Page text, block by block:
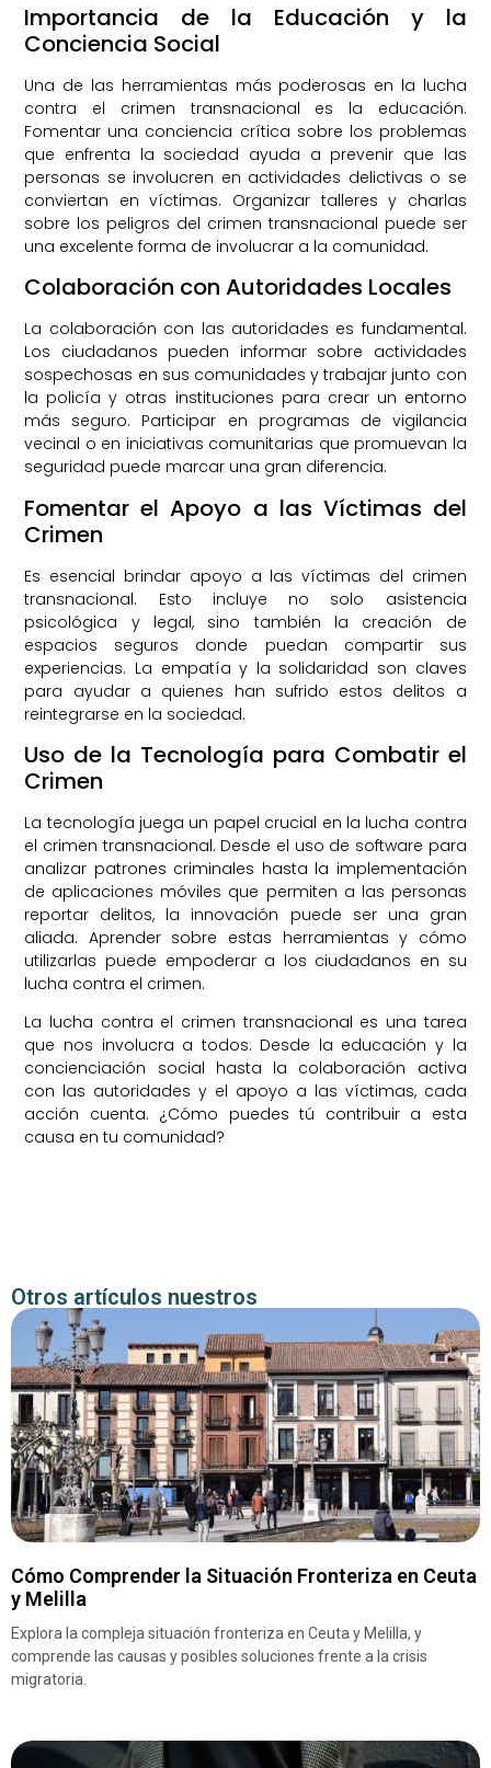
Importancia de la Educación y la
Conciencia Social
Una de las herramientas más poderosas en la lucha
contra el crimen transnacional es la educación.
Fomentar una conciencia crítica sobre los problemas
que enfrenta la sociedad ayuda a prevenir que las
personas se involucren en actividades delictivas o se
conviertan en víctimas. Organizar talleres y charlas
sobre los peligros del crimen transnacional puede ser
una excelente forma de involucrar a la comunidad.
Colaboración con Autoridades Locales
La colaboración con las autoridades es fundamental.
Los ciudadanos pueden informar sobre actividades
sospechosas en sus comunidades y trabajar junto con
la policía y otras instituciones para crear un entorno
más seguro. Participar en programas de vigilancia
vecinal o en iniciativas comunitarias que promuevan la
seguridad puede marcar una gran diferencia.
Fomentar el Apoyo a las Víctimas del
Crimen
Es esencial brindar apoyo a las víctimas del crimen
transnacional. Esto incluye no solo asistencia
psicológica y legal, sino también la creación de
espacios seguros donde puedan compartir sus
experiencias. La empatía y la solidaridad son claves
para ayudar a quienes han sufrido estos delitos a
reintegrarse en la sociedad.
Uso de la Tecnología para Combatir el
Crimen
La tecnología juega un papel crucial en la lucha contra
el crimen transnacional. Desde el uso de software para
analizar patrones criminales hasta la implementación
de aplicaciones móviles que permiten a las personas
reportar delitos, la innovación puede ser una gran
aliada. Aprender sobre estas herramientas y cómo
utilizarlas puede empoderar a los ciudadanos en su
lucha contra el crimen.
La lucha contra el crimen transnacional es una tarea
que nos involucra a todos. Desde la educación y la
concienciación social hasta la colaboración activa
con las autoridades y el apoyo a las víctimas, cada
acción cuenta. ¿Cómo puedes tú contribuir a esta
causa en tu comunidad?
Otros artículos nuestros
Cómo Comprender la Situación Fronteriza en Ceuta
y Melilla
Explora la compleja situación fronteriza en Ceuta y Melilla, y
comprende las causas y posibles soluciones frente a la crisis
migratoria.